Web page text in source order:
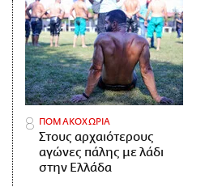
ΠΟΜΑΚΟΧΩΡΙΑ
Στους αρχαιότερους
αγώνες πάλης με λάδι
στην Ελλάδα